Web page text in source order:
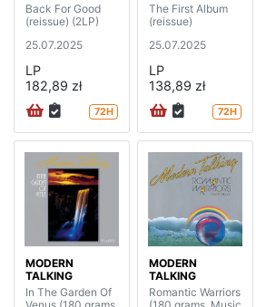
Back For Good
(reissue) (2LP)
25.07.2025
LP
182,89 zł
72H
The First Album
(reissue)
25.07.2025
LP
138,89 zł
72H
MODERN
TALKING
In The Garden Of
MODERN
TALKING
Romantic Warriors